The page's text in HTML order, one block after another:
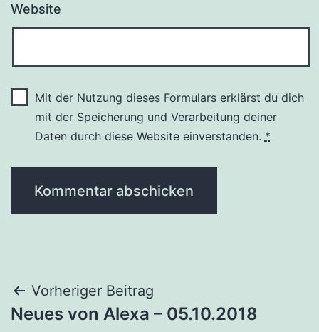
Website
Mit der Nutzung dieses Formulars erklärst du dich
mit der Speicherung und Verarbeitung deiner
Daten durch diese Website einverstanden. *
Beitragsnavigation
Vorheriger Beitrag
Neues von Alexa – 05.10.2018